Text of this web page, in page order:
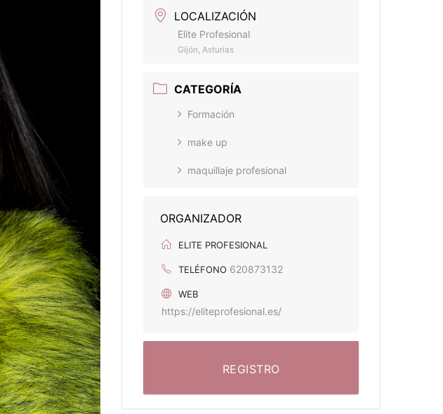
LOCALIZACIÓN
Elite Profesional
Gijón, Asturias
CATEGORÍA
Formación
make up
maquillaje profesional
ORGANIZADOR
ELITE PROFESIONAL
TELÉFONO 620873132
WEB
https://eliteprofesional.es/
REGISTRO